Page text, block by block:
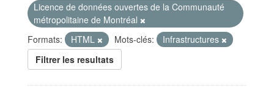
Licence de données ouvertes de la Communauté
métropolitaine de Montréal
Formats:
HTML Mots-clés:
Infrastructures
Filtrer les resultats